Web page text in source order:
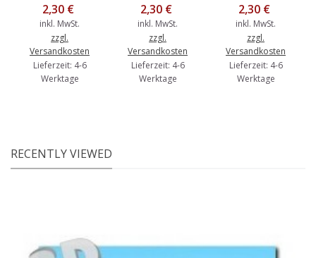
2,30 €
inkl. MwSt.
zzgl.
Versandkosten
Lieferzeit: 4-6
Werktage
2,30 €
inkl. MwSt.
zzgl.
Versandkosten
Lieferzeit: 4-6
Werktage
2,30 €
inkl. MwSt.
zzgl.
Versandkosten
Lieferzeit: 4-6
Werktage
RECENTLY VIEWED